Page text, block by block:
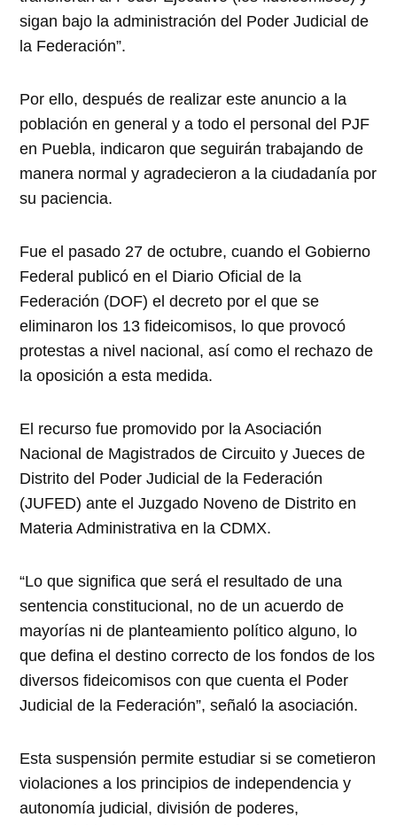
sigan bajo la administración del Poder Judicial de
la Federación”.
Por ello, después de realizar este anuncio a la
población en general y a todo el personal del PJF
en Puebla, indicaron que seguirán trabajando de
manera normal y agradecieron a la ciudadanía por
su paciencia.
Fue el pasado 27 de octubre, cuando el Gobierno
Federal publicó en el Diario Oficial de la
Federación (DOF) el decreto por el que se
eliminaron los 13 fideicomisos, lo que provocó
protestas a nivel nacional, así como el rechazo de
la oposición a esta medida.
El recurso fue promovido por la Asociación
Nacional de Magistrados de Circuito y Jueces de
Distrito del Poder Judicial de la Federación
(JUFED) ante el Juzgado Noveno de Distrito en
Materia Administrativa en la CDMX.
“Lo que significa que será el resultado de una
sentencia constitucional, no de un acuerdo de
mayorías ni de planteamiento político alguno, lo
que defina el destino correcto de los fondos de los
diversos fideicomisos con que cuenta el Poder
Judicial de la Federación”, señaló la asociación.
Esta suspensión permite estudiar si se cometieron
violaciones a los principios de independencia y
autonomía judicial, división de poderes,